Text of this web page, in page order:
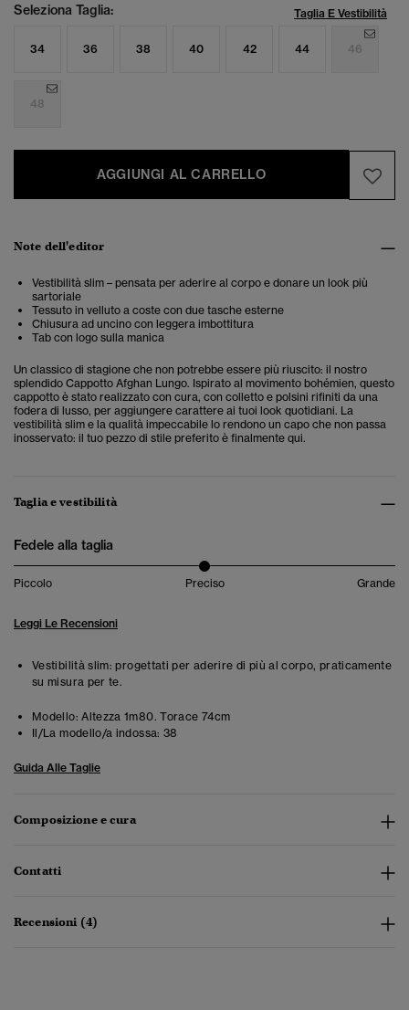
Seleziona Taglia: Taglia E Vestibilità
34 36 38 40 42 44 46
48
AGGIUNGI AL CARRELLO
Note dell'editor
Vestibilità slim – pensata per aderire al corpo e donare un look più
sartoriale
Tessuto in velluto a coste con due tasche esterne
Chiusura ad uncino con leggera imbottitura
Tab con logo sulla manica
Un classico di stagione che non potrebbe essere più riuscito: il nostro
splendido Cappotto Afghan Lungo. Ispirato al movimento bohémien, questo
cappotto è stato realizzato con cura, con colletto e polsini rifiniti da una
fodera di lusso, per aggiungere carattere ai tuoi look quotidiani. La
vestibilità slim e la qualità impeccabile lo rendono un capo che non passa
inosservato: il tuo pezzo di stile preferito è finalmente qui.
Taglia e vestibilità
Fedele alla taglia
Piccolo Preciso Grande
Leggi Le Recensioni
Vestibilità slim: progettati per aderire di più al corpo, praticamente
su misura per te.
Modello: Altezza 1m80. Torace 74cm
Il/La modello/a indossa: 38
Guida Alle Taglie
Composizione e cura
Contatti
Recensioni (4)